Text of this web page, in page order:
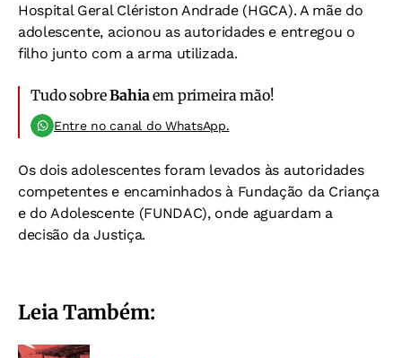
Hospital Geral Clériston Andrade (HGCA). A mãe do
adolescente, acionou as autoridades e entregou o
filho junto com a arma utilizada.
Tudo sobreBahia em primeira mão!
Entre no canal do WhatsApp.
Os dois adolescentes foram levados às autoridades
competentes e encaminhados à Fundação da Criança
e do Adolescente (FUNDAC), onde aguardam a
decisão da Justiça.
Leia Também: